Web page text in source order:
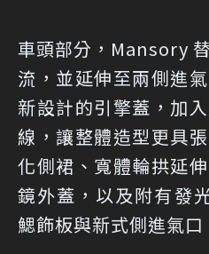
車頭部分，Mansory
流，並延伸至兩側進
新設計的引擎蓋，加
線，讓整體造型更具
化側裙、寬體輪拱延
鏡外蓋，以及附有發
鰓飾板與新式側進氣口